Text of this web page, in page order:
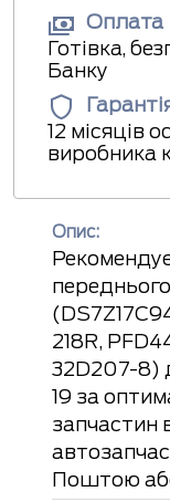
Оплата
Готівка,
Банку
12 місяців
виробника
Опис:
218R,
32D207-8)
19 за
запчастин
Поштою